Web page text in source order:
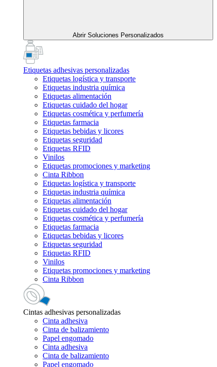
Abrir Soluciones Personalizados
Etiquetas adhesivas personalizadas
Etiquetas logística y transporte
Etiquetas industria química
Etiquetas alimentación
Etiquetas cuidado del hogar
Etiquetas cosmética y perfumería
Etiquetas farmacia
Etiquetas bebidas y licores
Etiquetas seguridad
Etiquetas RFID
Vinilos
Etiquetas promociones y marketing
Cinta Ribbon
Etiquetas logística y transporte
Etiquetas industria química
Etiquetas alimentación
Etiquetas cuidado del hogar
Etiquetas cosmética y perfumería
Etiquetas farmacia
Etiquetas bebidas y licores
Etiquetas seguridad
Etiquetas RFID
Vinilos
Etiquetas promociones y marketing
Cinta Ribbon
Cintas adhesivas personalizadas
Cinta adhesiva
Cinta de balizamiento
Papel engomado
Cinta adhesiva
Cinta de balizamiento
Papel engomado